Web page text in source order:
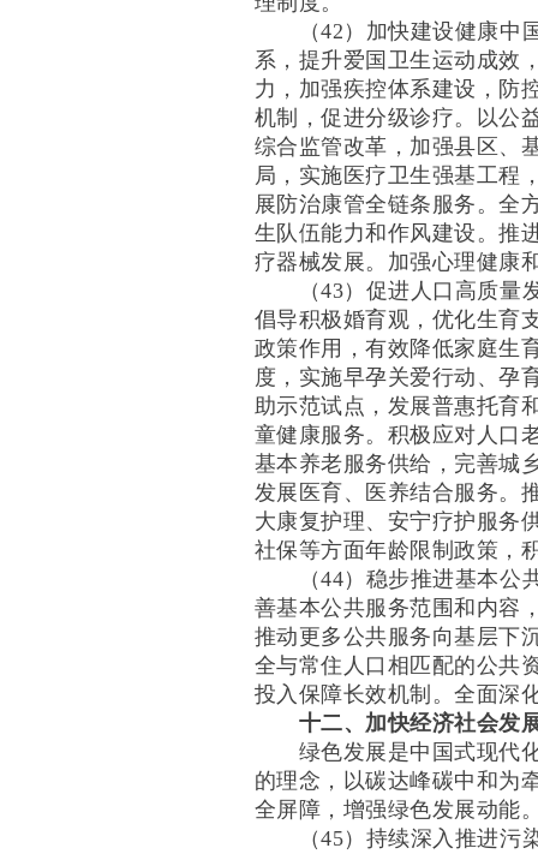
（42）加快建设健康中国
系，提升爱国卫生运动成效
力，加强疾控体系建设，防
机制，促进分级诊疗。以公
综合监管改革，加强县区、
局，实施医疗卫生强基工程
展防治康管全链条服务。全
生队伍能力和作风建设。推
疗器械发展。加强心理健康
（43）促进人口高质量发
倡导积极婚育观，优化生育
政策作用，有效降低家庭生
度，实施早孕关爱行动、孕
助示范试点，发展普惠托育
童健康服务。积极应对人口
基本养老服务供给，完善城
发展医育、医养结合服务。
大康复护理、安宁疗护服务
社保等方面年龄限制政策，
（44）稳步推进基本公共
善基本公共服务范围和内容
推动更多公共服务向基层下
全与常住人口相匹配的公共
投入保障长效机制。全面深
十二、加快经济社会发
绿色发展是中国式现代化
的理念，以碳达峰碳中和为
全屏障，增强绿色发展动能
（45）持续深入推进污染